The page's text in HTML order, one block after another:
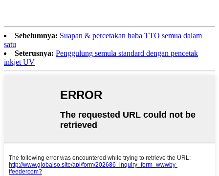
Sebelumnya: Suapan & percetakan haba TTO semua dalam
satu
Seterusnya: Penggulung semula standard dengan pencetak
inkjet UV